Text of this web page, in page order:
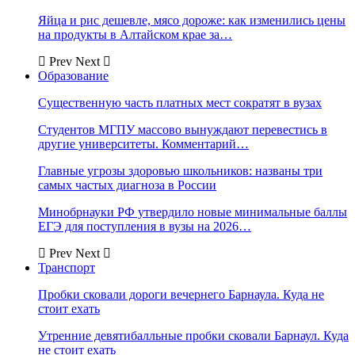
Яйца и рис дешевле, мясо дороже: как изменились цены
на продукты в Алтайском крае за…
Prev Next
Образование
Существенную часть платных мест сократят в вузах
Студентов МГПУ массово вынуждают перевестись в
другие университеты. Комментарий…
Главные угрозы здоровью школьников: названы три
самых частых диагноза в России
Минобрнауки РФ утвердило новые минимальные баллы
ЕГЭ для поступления в вузы на 2026…
Prev Next
Транспорт
Пробки сковали дороги вечернего Барнаула. Куда не
стоит ехать
Утренние девятибалльные пробки сковали Барнаул. Куда
не стоит ехать